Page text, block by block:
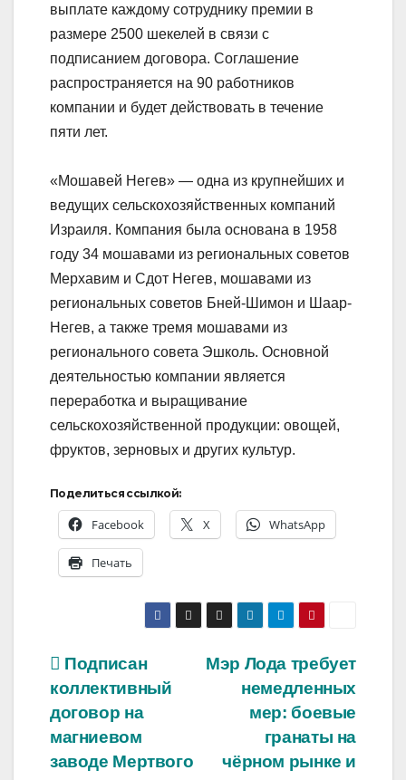
выплате каждому сотруднику премии в
размере 2500 шекелей в связи с
подписанием договора. Соглашение
распространяется на 90 работников
компании и будет действовать в течение
пяти лет.
«Мошавей Негев» — одна из крупнейших и
ведущих сельскохозяйственных компаний
Израиля. Компания была основана в 1958
году 34 мошавами из региональных советов
Мерхавим и Сдот Негев, мошавами из
региональных советов Бней-Шимон и Шаар-
Негев, а также тремя мошавами из
регионального совета Эшколь. Основной
деятельностью компании является
переработка и выращивание
сельскохозяйственной продукции: овощей,
фруктов, зерновых и других культур.
Поделиться ссылкой:
Facebook X WhatsApp
Печать
Навигация
по
записям
Мэр Лода требует
немедленных
мер: боевые
гранаты на
чёрном рынке и
Подписан
коллективный
договор на
магниевом
заводе Мертвого